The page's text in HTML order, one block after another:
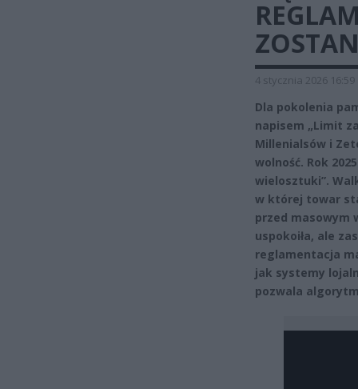
4 stycznia 2026 16:59
Dla pokolenia
napisem „Limit
Millenialsów i
wolność. Rok
wielosztuki”.
w której towar
przed masowym
uspokoiła, ale
reglamentacja
jak systemy
pozwala